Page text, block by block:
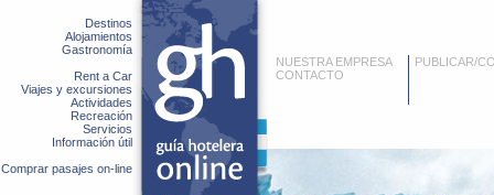
Destinos
Alojamientos
Gastronomía
Rent a Car
Viajes y excursiones
Actividades
Recreación
Servicios
Información útil
Comprar pasajes on-line
NUESTRA EMPRESA
CONTACTO
PUBLICAR/